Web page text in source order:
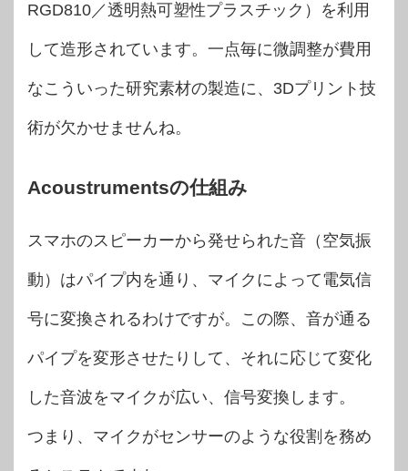
RGD810／透明熱可塑性プラスチック）を利用
して造形されています。一点毎に微調整が費用
なこういった研究素材の製造に、3Dプリント技
術が欠かせませんね。
Acoustrumentsの仕組み
スマホのスピーカーから発せられた音（空気振
動）はパイプ内を通り、マイクによって電気信
号に変換されるわけですが。この際、音が通る
パイプを変形させたりして、それに応じて変化
した音波をマイクが広い、信号変換します。
つまり、マイクがセンサーのような役割を務め